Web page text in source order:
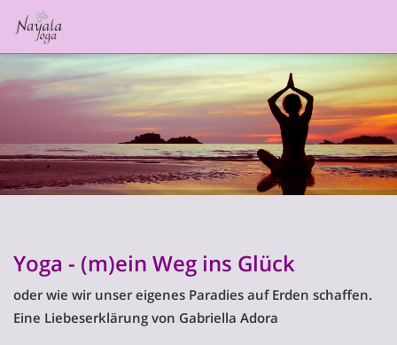
Yoga - (m)ein Weg ins Glück
oder wie wir unser eigenes Paradies auf Erden schaffen.
Eine Liebeserklärung von Gabriella Adora